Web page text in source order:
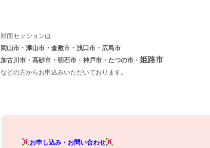
対面セッションは
岡山市・津山市・倉敷市・浅口市・広島市
加古川市・高砂市・明石市・神戸市・たつの市・ 姫路市
などの方からお申込みいただいております。
お申し込み・お問い合わせ